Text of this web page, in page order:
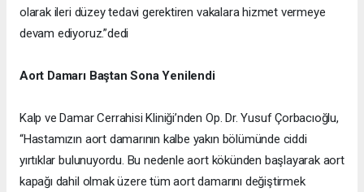
olarak ileri düzey tedavi gerektiren vakalara hizmet vermeye
devam ediyoruz.”dedi
Aort Damarı Baştan Sona Yenilendi
Kalp ve Damar Cerrahisi Kliniği’nden Op. Dr. Yusuf Çorbacıoğlu,
“Hastamızın aort damarının kalbe yakın bölümünde ciddi
yırtıklar bulunuyordu. Bu nedenle aort kökünden başlayarak aort
kapağı dahil olmak üzere tüm aort damarını değiştirmek